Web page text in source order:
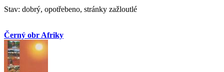
Stav: dobrý, opotřebeno, stránky zažloutlé
Černý obr Afriky